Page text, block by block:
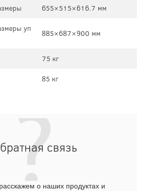
655×515×616.7 мм
уп
885×687×900 мм
75 кг
85 кг
связь
о наших продуктах и